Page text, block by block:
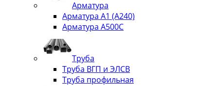
Арматура
Арматура А1 (А240)
Арматура А500С
Труба
Труба ВГП и ЭЛСВ
Труба профильная